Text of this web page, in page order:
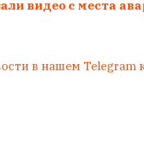
видео с места
в нашем Telegram